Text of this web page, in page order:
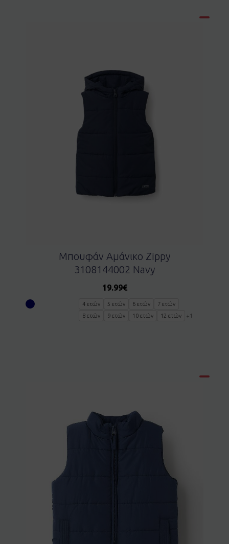
Μπουφάν Αμάνικο Zippy
3108144002 Navy
19.99€
4 ετών 5 ετών 6 ετών
7 ετών
8 ετών
9 ετών 10 ετών 12 ετών +1